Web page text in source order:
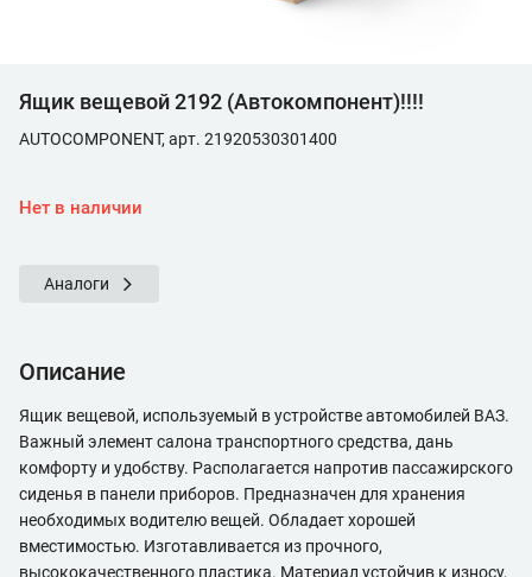
Ящик вещевой 2192 (Автокомпонент)!!!!
AUTOCOMPONENT, арт. 21920530301400
Нет в наличии
Аналоги
Описание
Ящик вещевой, используемый в устройстве автомобилей ВАЗ.
Важный элемент салона транспортного средства, дань
комфорту и удобству. Располагается напротив пассажирского
сиденья в панели приборов. Предназначен для хранения
необходимых водителю вещей. Обладает хорошей
вместимостью. Изготавливается из прочного,
высококачественного пластика. Материал устойчив к износу,